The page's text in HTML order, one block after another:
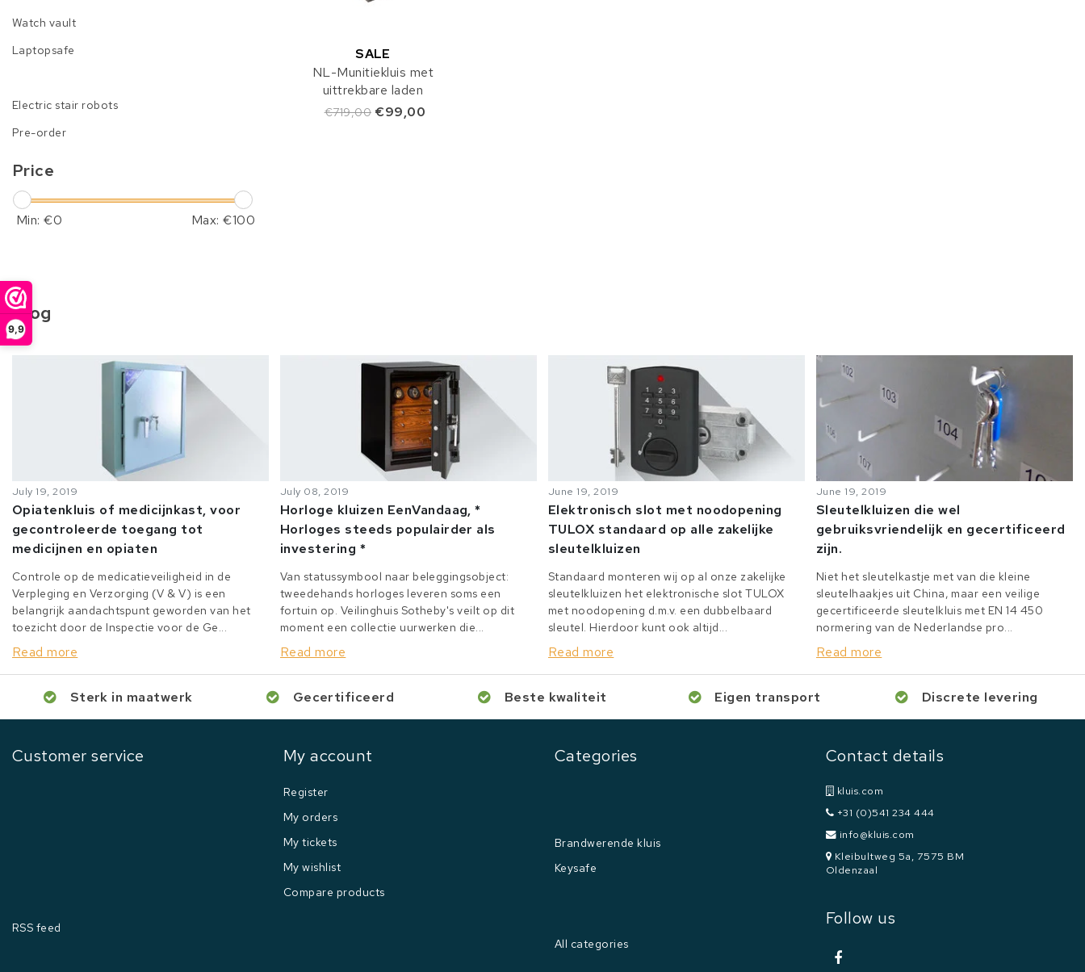
9,9
Watch vault
Laptopsafe
Electric stair robots
Pre-order
Price
Min: €0 Max: €100
SALE
NL-Munitiekluis met
uittrekbare laden
€719,00 €99,00
Blog
July 19, 2019
Opiatenkluis of medicijnkast, voor
gecontroleerde toegang tot
medicijnen en opiaten
Controle op de medicatieveiligheid in de
Verpleging en Verzorging (V & V) is een
belangrijk aandachtspunt geworden van het
toezicht door de Inspectie voor de Ge...
Read more
July 08, 2019
Horloge kluizen EenVandaag, *
Horloges steeds populairder als
investering *
Van statussymbool naar beleggingsobject:
tweedehands horloges leveren soms een
fortuin op. Veilinghuis Sotheby's veilt op dit
moment een collectie uurwerken die...
Read more
June 19, 2019
Elektronisch slot met noodopening
TULOX standaard op alle zakelijke
sleutelkluizen
Standaard monteren wij op al onze zakelijke
sleutelkluizen het elektronische slot TULOX
met noodopening d.m.v. een dubbelbaard
sleutel. Hierdoor kunt ook altijd...
Read more
June 19, 2019
Sleutelkluizen die wel
gebruiksvriendelijk en gecertificeerd
zijn.
Niet het sleutelkastje met van die kleine
sleutelhaakjes uit China, maar een veilige
gecertificeerde sleutelkluis met EN 14 450
normering van de Nederlandse pro...
Read more
Sterk in maatwerk Gecertificeerd Beste kwaliteit Eigen transport Discrete levering
Customer service
RSS feed
My account
Register
My orders
My tickets
My wishlist
Compare products
Categories
Brandwerende kluis
Keysafe
All categories
Contact details
kluis.com
+31 (0)541 234 444
info@kluis.com
Kleibultweg 5a, 7575 BM
Oldenzaal
Follow us